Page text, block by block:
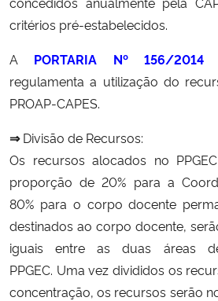
critérios pré-estabelecidos.
A PORTARIA Nº 156/2014
regulamenta a utilização do
PROAP-CAPES.
⇒Divisão de Recursos:
Os recursos alocados no
proporção de 20% para a
80% para o corpo docente
destinados ao corpo docente,
iguais entre as duas áreas
PPGEC. Uma vez divididos os
concentração, os recursos serão